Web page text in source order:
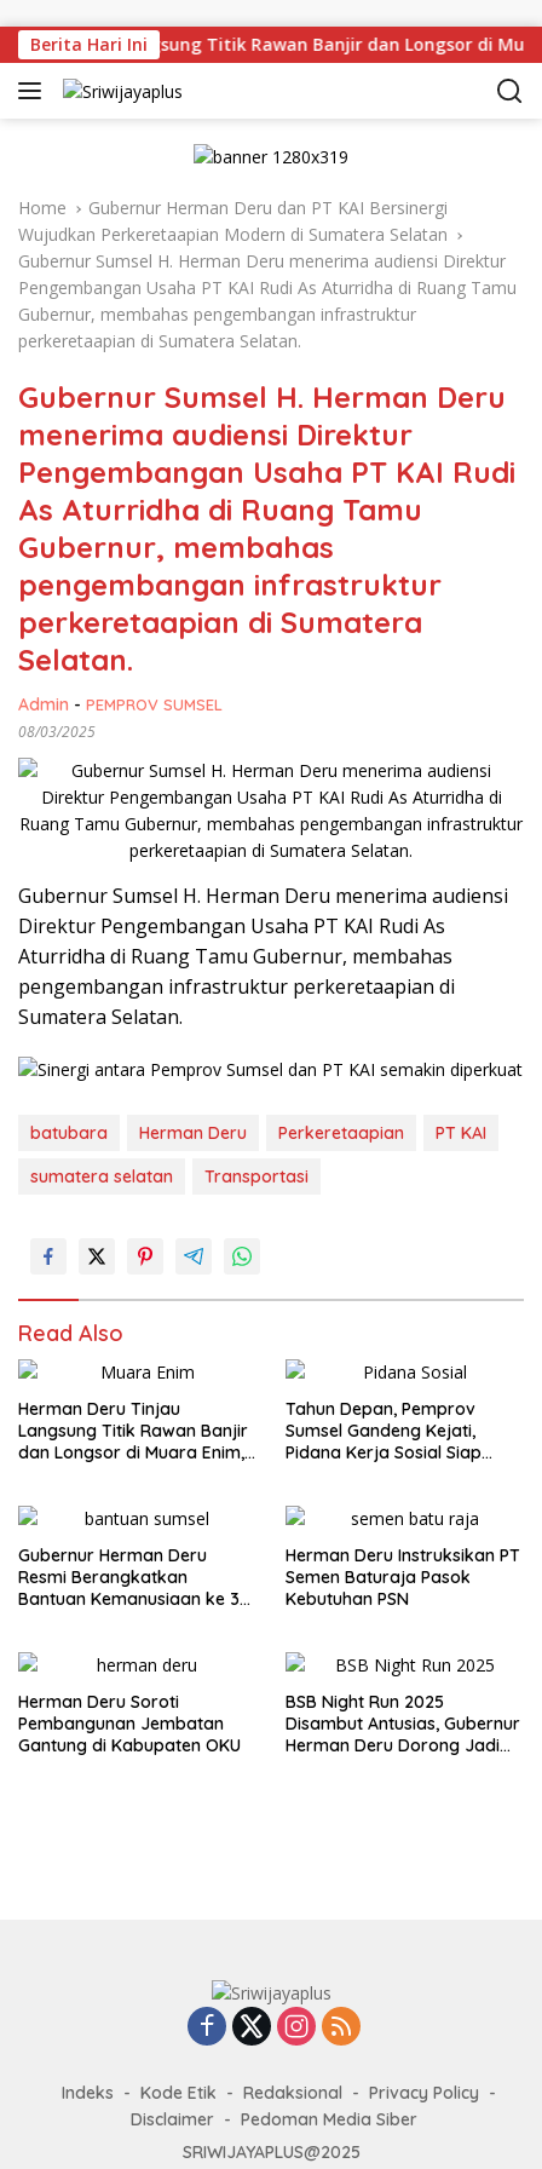
Berita Hari Ini
Tinjau Langsung Titik Rawan Banjir dan Longsor di
Home
Gubernur Herman Deru dan PT KAI Bersinergi
Wujudkan Perkeretaapian Modern di Sumatera Selatan
Gubernur Sumsel H. Herman Deru menerima audiensi Direktur
Pengembangan Usaha PT KAI Rudi As Aturridha di Ruang Tamu
Gubernur, membahas pengembangan infrastruktur
perkeretaapian di Sumatera Selatan.
Gubernur Sumsel H. Herman Deru
menerima audiensi Direktur
Pengembangan Usaha PT KAI Rudi
As Aturridha di Ruang Tamu
Gubernur, membahas
pengembangan infrastruktur
perkeretaapian di Sumatera
Selatan.
Admin - PEMPROV SUMSEL
08/03/2025
Gubernur Sumsel H. Herman Deru menerima audiensi
Direktur Pengembangan Usaha PT KAI Rudi As
Aturridha di Ruang Tamu Gubernur, membahas
pengembangan infrastruktur perkeretaapian di
Sumatera Selatan.
batubara Herman Deru Perkeretaapian
PT KAI
sumatera selatan
Transportasi
Read Also
Herman Deru Tinjau
Langsung Titik Rawan Banjir
dan Longsor di Muara Enim,
Tahun Depan, Pemprov
Sumsel Gandeng Kejati,
Pidana Kerja Sosial Siap
Gubernur Herman Deru
Resmi Berangkatkan
Bantuan Kemanusiaan ke 3
Herman Deru Instruksikan PT
Semen Baturaja Pasok
Kebutuhan PSN
Herman Deru Soroti
Pembangunan Jembatan
Gantung di Kabupaten OKU
BSB Night Run 2025
Disambut Antusias, Gubernur
Herman Deru Dorong Jadi
Indeks Kode Etik Redaksional
Privacy Policy
Disclaimer
Pedoman Media Siber
SRIWIJAYAPLUS@2025